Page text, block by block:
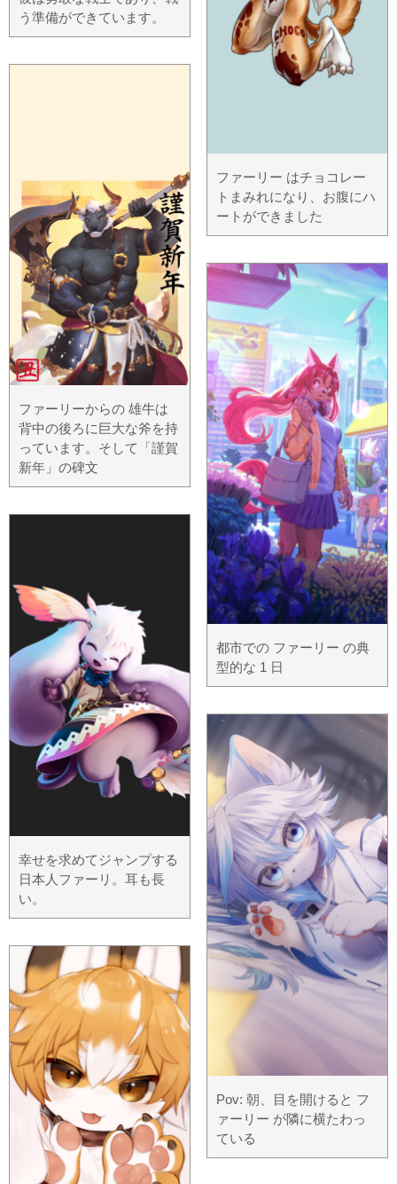
う準備ができています。
ファーリーからの 雄牛は
背中の後ろに巨大な斧を持
っています。そして「謹賀
新年」の碑文
幸せを求めてジャンプする
日本人ファーリ。耳も長
い。
ファーリー はチョコレー
トまみれになり、お腹にハ
ートができました
都市での ファーリー の典
型的な 1 日
Pov: 朝、目を開けると フ
ァーリー が隣に横たわっ
ている